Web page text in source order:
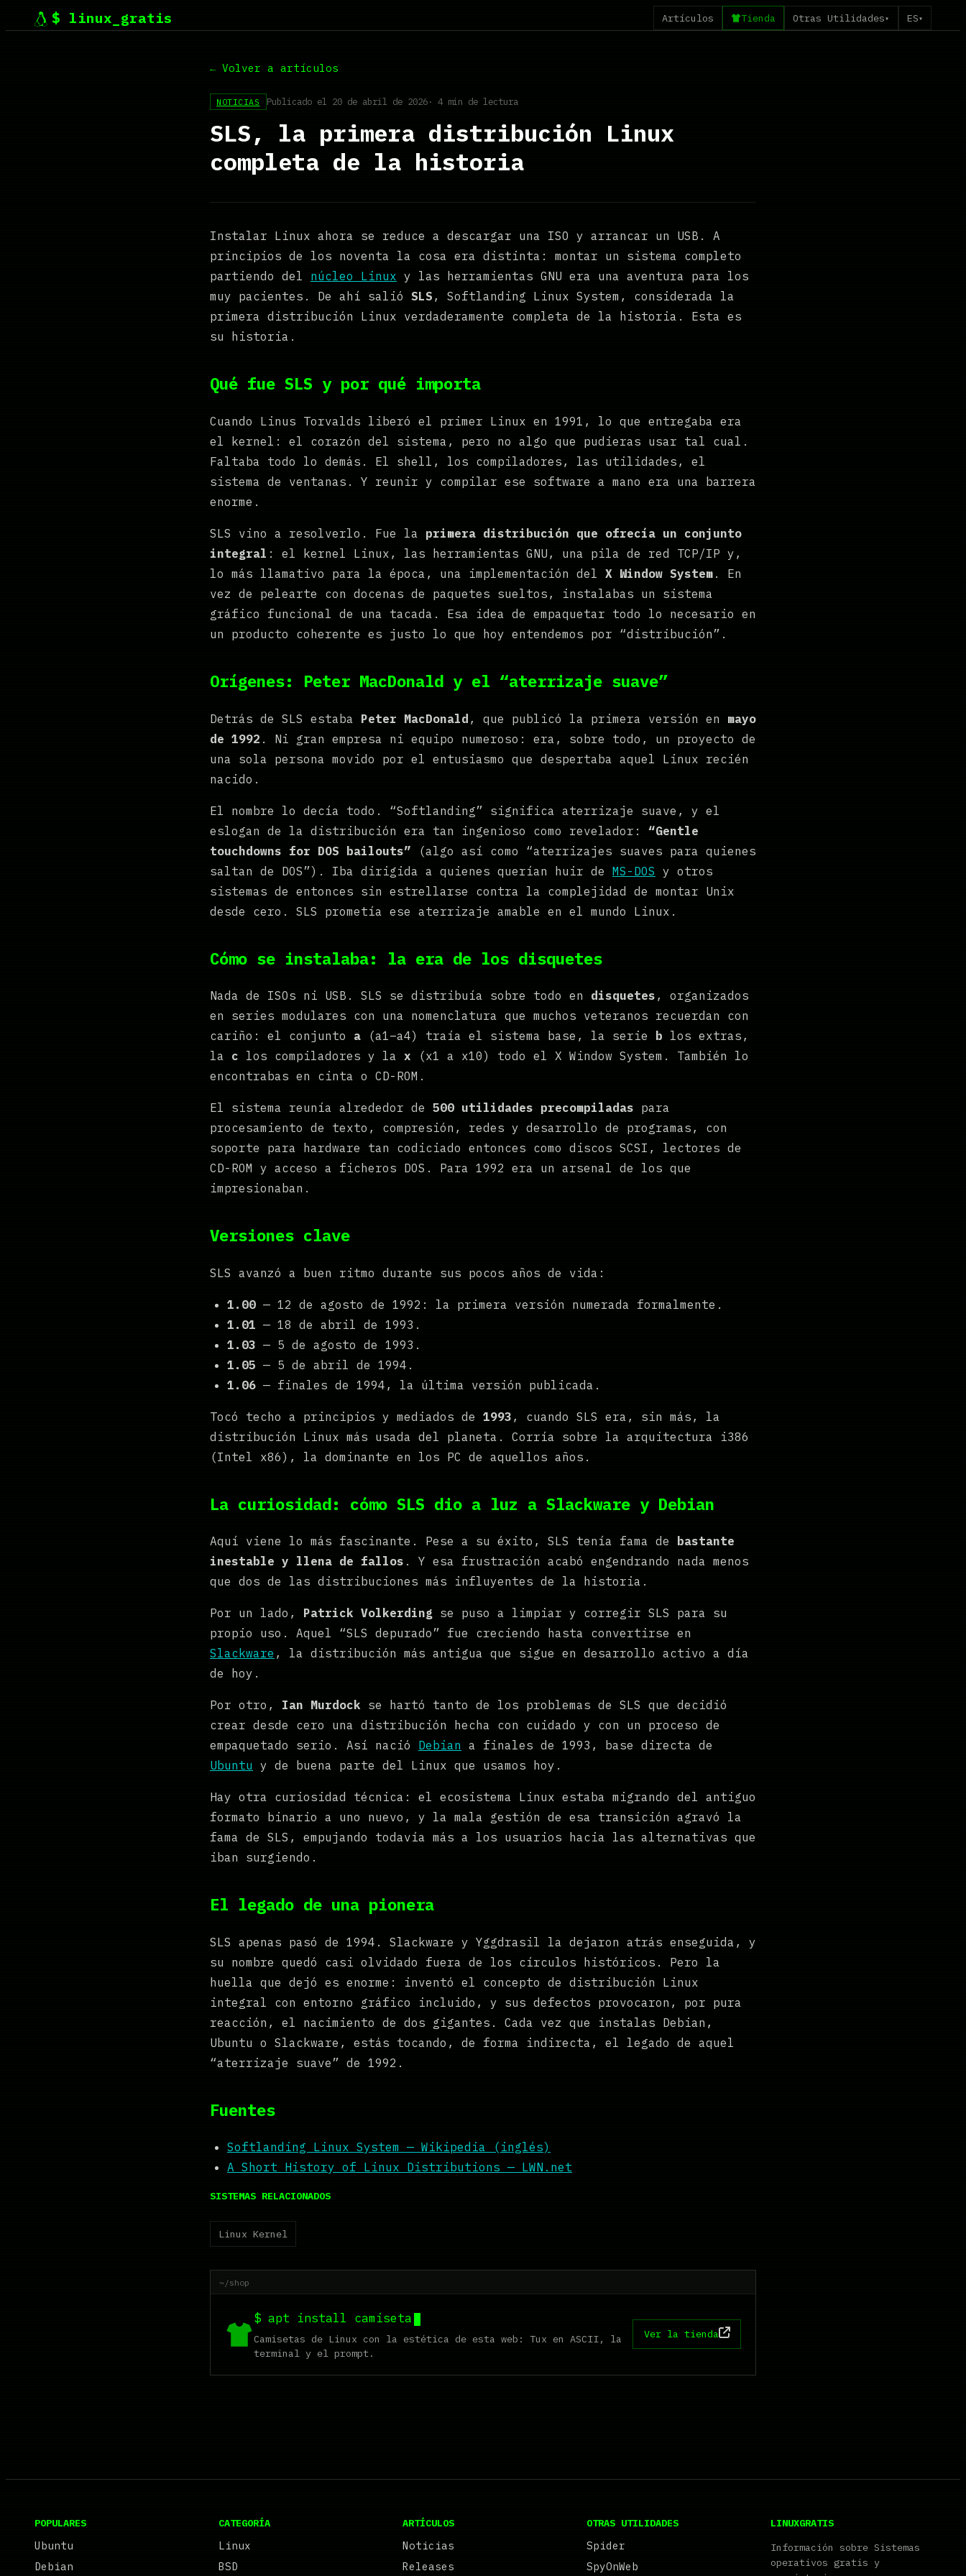
$ linux_gratis Artículos Tienda Otras Utilidades▾ ES▾
← Volver a artículos
NOTICIAS Publicado el 20 de abril de 2026· 4 min de lectura
SLS, la primera distribución Linux
completa de la historia
Instalar Linux ahora se reduce a descargar una ISO y arrancar un USB. A
principios de los noventa la cosa era distinta: montar un sistema completo
partiendo del núcleo Linux y las herramientas GNU era una aventura para los
muy pacientes. De ahí salió SLS , Softlanding Linux System, considerada la
primera distribución Linux verdaderamente completa de la historia. Esta es
su historia.
Qué fue SLS y por qué importa
Cuando Linus Torvalds liberó el primer Linux en 1991, lo que entregaba era
el kernel: el corazón del sistema, pero no algo que pudieras usar tal cual.
Faltaba todo lo demás. El shell, los compiladores, las utilidades, el
sistema de ventanas. Y reunir y compilar ese software a mano era una barrera
enorme.
SLS vino a resolverlo. Fue la primera distribución que ofrecía un conjunto
integral : el kernel Linux, las herramientas GNU, una pila de red TCP/IP y,
lo más llamativo para la época, una implementación del X Window System . En
vez de pelearte con docenas de paquetes sueltos, instalabas un sistema
gráfico funcional de una tacada. Esa idea de empaquetar todo lo necesario en
un producto coherente es justo lo que hoy entendemos por “distribución”.
Orígenes: Peter MacDonald y el “aterrizaje suave”
Detrás de SLS estaba Peter MacDonald , que publicó la primera versión en mayo
de 1992 . Ni gran empresa ni equipo numeroso: era, sobre todo, un proyecto de
una sola persona movido por el entusiasmo que despertaba aquel Linux recién
nacido.
El nombre lo decía todo. “Softlanding” significa aterrizaje suave, y el
eslogan de la distribución era tan ingenioso como revelador: “Gentle
touchdowns for DOS bailouts” (algo así como “aterrizajes suaves para quienes
saltan de DOS”). Iba dirigida a quienes querían huir de MS-DOS y otros
sistemas de entonces sin estrellarse contra la complejidad de montar Unix
desde cero. SLS prometía ese aterrizaje amable en el mundo Linux.
Cómo se instalaba: la era de los disquetes
Nada de ISOs ni USB. SLS se distribuía sobre todo en disquetes , organizados
en series modulares con una nomenclatura que muchos veteranos recuerdan con
cariño: el conjunto a (a1–a4) traía el sistema base, la serie b los extras,
la c los compiladores y la x (x1 a x10) todo el X Window System. También lo
encontrabas en cinta o CD-ROM.
El sistema reunía alrededor de 500 utilidades precompiladas para
procesamiento de texto, compresión, redes y desarrollo de programas, con
soporte para hardware tan codiciado entonces como discos SCSI, lectores de
CD-ROM y acceso a ficheros DOS. Para 1992 era un arsenal de los que
impresionaban.
Versiones clave
SLS avanzó a buen ritmo durante sus pocos años de vida:
1.00 — 12 de agosto de 1992: la primera versión numerada formalmente.
1.01 — 18 de abril de 1993.
1.03 — 5 de agosto de 1993.
1.05 — 5 de abril de 1994.
1.06 — finales de 1994, la última versión publicada.
Tocó techo a principios y mediados de 1993 , cuando SLS era, sin más, la
distribución Linux más usada del planeta. Corría sobre la arquitectura i386
(Intel x86), la dominante en los PC de aquellos años.
La curiosidad: cómo SLS dio a luz a Slackware y Debian
Aquí viene lo más fascinante. Pese a su éxito, SLS tenía fama de
bastante
inestable y llena de fallos . Y esa frustración acabó engendrando nada menos
que dos de las distribuciones más influyentes de la historia.
Por un lado, Patrick Volkerding se puso a limpiar y corregir SLS para su
propio uso. Aquel “SLS depurado” fue creciendo hasta convertirse en
Slackware , la distribución más antigua que sigue en desarrollo activo a día
de hoy.
Por otro, Ian Murdock se hartó tanto de los problemas de SLS que decidió
crear desde cero una distribución hecha con cuidado y con un proceso de
empaquetado serio. Así nació Debian a finales de 1993, base directa de
Ubuntu y de buena parte del Linux que usamos hoy.
Hay otra curiosidad técnica: el ecosistema Linux estaba migrando del antiguo
formato binario a uno nuevo, y la mala gestión de esa transición agravó la
fama de SLS, empujando todavía más a los usuarios hacia las alternativas que
iban surgiendo.
El legado de una pionera
SLS apenas pasó de 1994. Slackware y Yggdrasil la dejaron atrás enseguida, y
su nombre quedó casi olvidado fuera de los círculos históricos. Pero la
huella que dejó es enorme: inventó el concepto de distribución Linux
integral con entorno gráfico incluido, y sus defectos provocaron, por pura
reacción, el nacimiento de dos gigantes. Cada vez que instalas Debian,
Ubuntu o Slackware, estás tocando, de forma indirecta, el legado de aquel
“aterrizaje suave” de 1992.
Fuentes
Softlanding Linux System — Wikipedia (inglés)
A Short History of Linux Distributions — LWN.net
SISTEMAS RELACIONADOS
Linux Kernel
~/shop
$ apt install camiseta
Camisetas de Linux con la estética de esta web: Tux en ASCII, la
terminal y el prompt.
Ver la tienda
POPULARES
Ubuntu
Debian
CATEGORÍA
Linux
BSD
ARTÍCULOS
Noticias
Releases
OTRAS UTILIDADES
Spider
SpyOnWeb
LINUXGRATIS
Información sobre Sistemas
operativos gratis y